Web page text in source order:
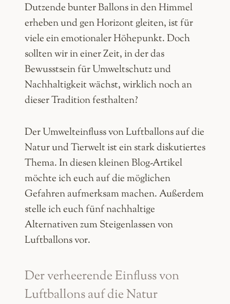
Dutzende bunter Ballons in den Himmel
erheben und gen Horizont gleiten, ist für
viele ein emotionaler Höhepunkt. Doch
sollten wir in einer Zeit, in der das
Bewusstsein für Umweltschutz und
Nachhaltigkeit wächst, wirklich noch an
dieser Tradition festhalten?
Der Umwelteinfluss von Luftballons auf die
Natur und Tierwelt ist ein stark diskutiertes
Thema. In diesen kleinen Blog-Artikel
möchte ich euch auf die möglichen
Gefahren aufmerksam machen. Außerdem
stelle ich euch fünf nachhaltige
Alternativen zum Steigenlassen von
Luftballons vor.
Der verheerende Einfluss von
Luftballons auf die Natur